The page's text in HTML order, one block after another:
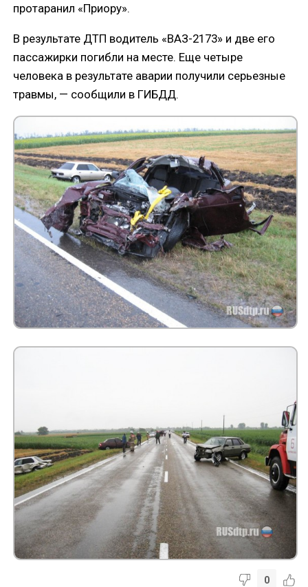
протаранил «Приору».
В результате ДТП водитель «ВАЗ-2173» и две его
пассажирки погибли на месте. Еще четыре
человека в результате аварии получили серьезные
травмы, — сообщили в ГИБДД.
0